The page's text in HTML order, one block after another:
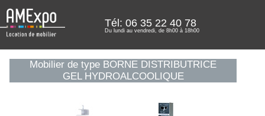
Tél: 06 35 22 40 78
Du lundi au vendredi, de 8h00 à 18h00
Mobilier de type BORNE DISTRIBUTRICE
GEL HYDROALCOOLIQUE